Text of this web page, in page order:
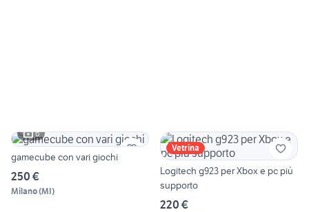
6
gamecube con vari giochi
250 €
Milano(MI)
Vetrina
Logitech g923 per Xbox e pc più
supporto
220 €